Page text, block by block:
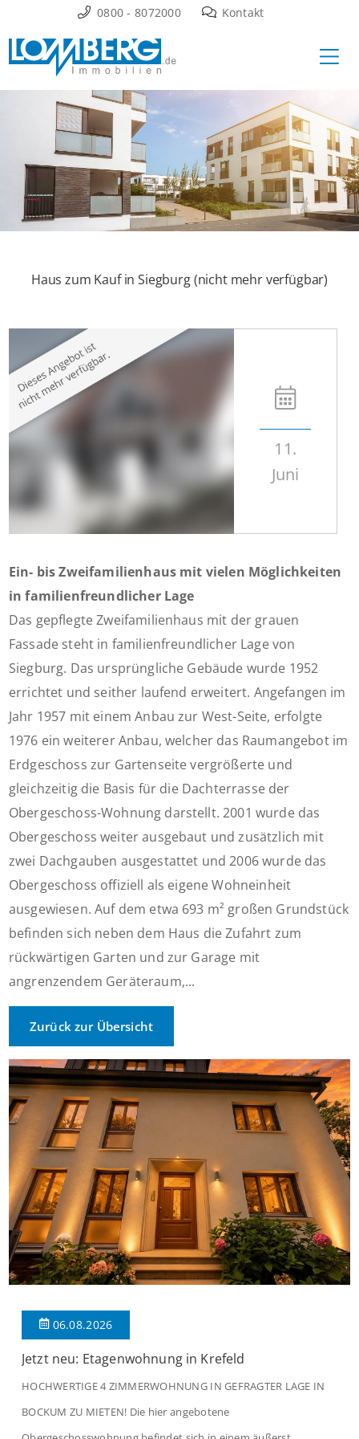
Inhalt
springen
0800 - 8072000 Kontakt
Haus zum Kauf in Siegburg (nicht mehr verfügbar)
11.
Juni
Ein- bis Zweifamilienhaus mit vielen Möglichkeiten
in familienfreundlicher Lage
Das gepflegte Zweifamilienhaus mit der grauen
Fassade steht in familienfreundlicher Lage von
Siegburg. Das ursprüngliche Gebäude wurde 1952
errichtet und seither laufend erweitert. Angefangen im
Jahr 1957 mit einem Anbau zur West-Seite, erfolgte
1976 ein weiterer Anbau, welcher das Raumangebot im
Erdgeschoss zur Gartenseite vergrößerte und
gleichzeitig die Basis für die Dachterrasse der
Obergeschoss-Wohnung darstellt. 2001 wurde das
Obergeschoss weiter ausgebaut und zusätzlich mit
zwei Dachgauben ausgestattet und 2006 wurde das
Obergeschoss offiziell als eigene Wohneinheit
ausgewiesen. Auf dem etwa 693 m² großen Grundstück
befinden sich neben dem Haus die Zufahrt zum
rückwärtigen Garten und zur Garage mit
angrenzendem Geräteraum,...
Zurück zur Übersicht
06.08.2026
Jetzt neu: Etagenwohnung in Krefeld
HOCHWERTIGE 4 ZIMMERWOHNUNG IN GEFRAGTER LAGE IN
BOCKUM ZU MIETEN! Die hier angebotene